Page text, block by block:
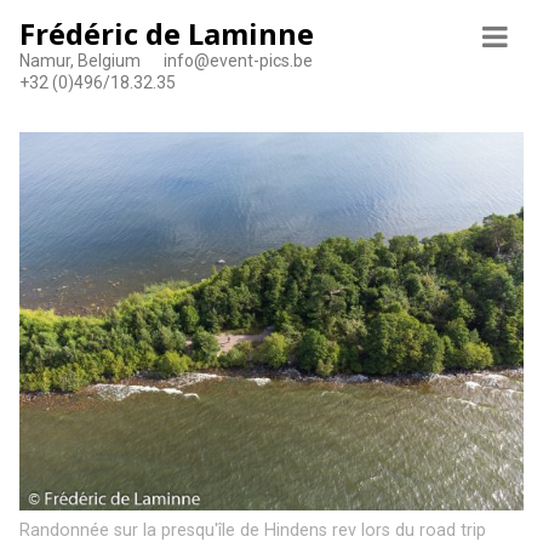
Frédéric de Laminne
Namur, Belgium
info@event-pics.be
+32 (0)496/18.32.35
Randonnée sur la presqu'île de Hindens rev lors du road trip